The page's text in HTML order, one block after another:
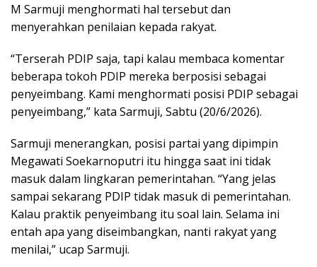
M Sarmuji menghormati hal tersebut dan
menyerahkan penilaian kepada rakyat.
“Terserah PDIP saja, tapi kalau membaca komentar
beberapa tokoh PDIP mereka berposisi sebagai
penyeimbang. Kami menghormati posisi PDIP sebagai
penyeimbang,” kata Sarmuji, Sabtu (20/6/2026).
Sarmuji menerangkan, posisi partai yang dipimpin
Megawati Soekarnoputri itu hingga saat ini tidak
masuk dalam lingkaran pemerintahan. “Yang jelas
sampai sekarang PDIP tidak masuk di pemerintahan.
Kalau praktik penyeimbang itu soal lain. Selama ini
entah apa yang diseimbangkan, nanti rakyat yang
menilai,” ucap Sarmuji.